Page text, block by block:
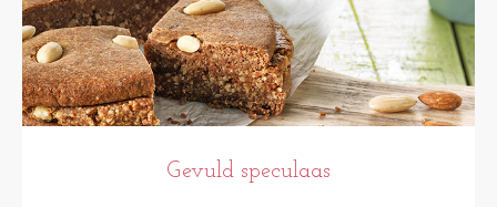
Gevuld speculaas